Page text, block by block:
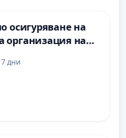
осигуряване на
организация на
и гарантиране
равнопоставено
I“ и Хуманитарна
дни